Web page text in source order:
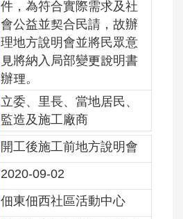
件，為符合實際需求及社
會公益並契合民請，故辦
理地方說明會並將民眾意
見將納入局部變更說明書
辦理。
立委、里長、當地居民、
監造及施工廠商
開工後施工前地方說明會
2020-09-02
佃東佃西社區活動中心